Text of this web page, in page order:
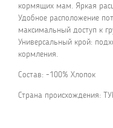
кормящих мам. Яркая
Удобное расположение
максимальный доступ к
Универсальный крой:
кормления.
Состав: -100% Хлопок
Страна происхождения: